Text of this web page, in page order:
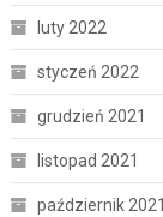
luty 2022
styczeń 2022
grudzień 2021
listopad 2021
październik 2021